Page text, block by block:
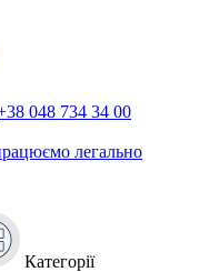
048 734 34 00
легально
Категорії